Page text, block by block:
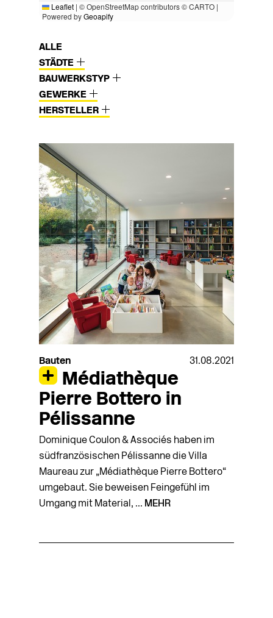
Leaflet | © OpenStreetMap contributors © CARTO |
Powered byGeoapify
ALLE
STÄDTE
BAUWERKSTYP
GEWERKE
HERSTELLER
Bauten 31.08.2021
Médiathèque
Pierre Bottero in
Pélissanne
Dominique Coulon & Associés haben im
südfranzösischen Pélissanne die Villa
Maureau zur „Médiathèque Pierre Bottero“
umgebaut. Sie beweisen Feingefühl im
Umgang mit Material, ... MEHR